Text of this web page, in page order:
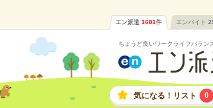
エン派遣 1601件 エンバイト
ちょうど良いワークライフバラン
気になる！リスト 0